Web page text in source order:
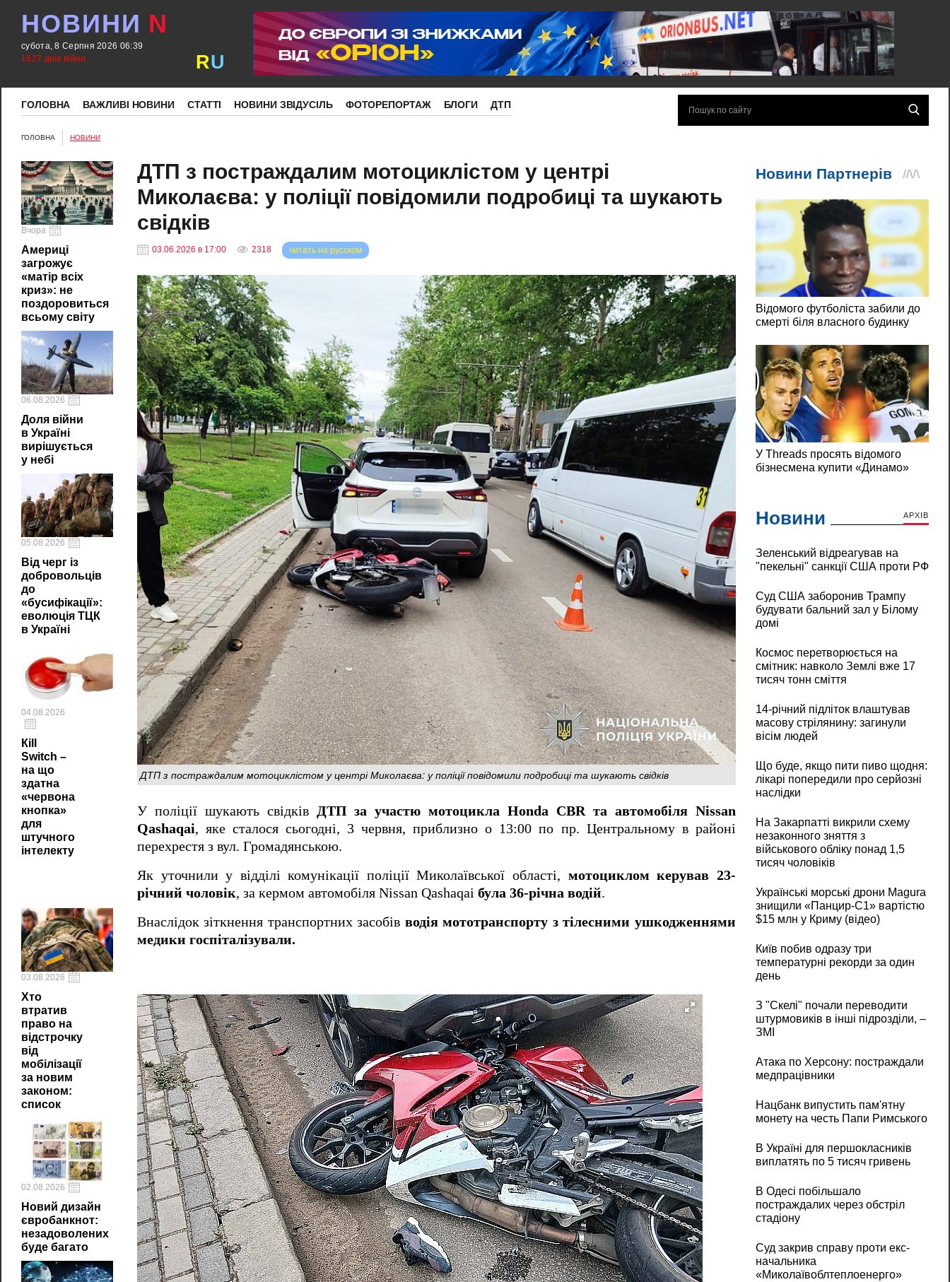
НОВИНИ N
субота, 8 Серпня 2026 06:39
1627 днів війни
RU
ГОЛОВНА ВАЖЛИВІ НОВИНИ СТАТТІ НОВИНИ ЗВІДУСІЛЬ ФОТОРЕПОРТАЖ БЛОГИ ДТП
ГОЛОВНА НОВИНИ
Вчора
Америці
загрожує
«матір всіх
криз»: не
поздоровиться
всьому світу
06.08.2026
Доля війни
в Україні
вирішується
у небі
05.08.2026
Від черг із
добровольців
до
«бусифікації»:
еволюція ТЦК
в Україні
04.08.2026
Кill
Switch –
на що
здатна
«червона
кнопка»
для
штучного
інтелекту
03.08.2026
Хто
втратив
право на
відстрочку
від
мобілізації
за новим
законом:
список
02.08.2026
Новий дизайн
євробанкнот:
незадоволених
буде багато
ДТП з постраждалим мотоциклістом у центрі
Миколаєва: у поліції повідомили подробиці та шукають
свідків
03.06.2026 в 17:00 2318 читать на русском
ДТП з постраждалим мотоциклістом у центрі Миколаєва: у поліції повідомили подробиці та шукають свідків
У поліції шукають свідків
ДТП за участю мотоцикла Honda CBR та автомобіля Nissan
Qashaqai, яке сталося сьогодні, 3 червня, приблизно о 13:00 по пр. Центральному в районі
перехрестя з вул. Громадянською.
Як уточнили у відділі комунікації поліції Миколаївської області, мотоциклом керував 23-
річний чоловік, за кермом автомобіля Nissan Qashaqai була 36-річна водій.
Внаслідок зіткнення транспортних засобів водія мототранспорту з тілесними ушкодженнями
медики госпіталізували.
Новини АРХІВ
Зеленський відреагував на
"пекельні" санкції США проти РФ
Суд США заборонив Трампу
будувати бальний зал у Білому
домі
Космос перетворюється на
смітник: навколо Землі вже 17
тисяч тонн сміття
14-річний підліток влаштував
масову стрілянину: загинули
вісім людей
Що буде, якщо пити пиво щодня:
лікарі попередили про серйозні
наслідки
На Закарпатті викрили схему
незаконного зняття з
військового обліку понад 1,5
тисяч чоловіків
Українські морські дрони Magura
знищили «Панцир-С1» вартістю
$15 млн у Криму (відео)
Київ побив одразу три
температурні рекорди за один
день
З "Скелі" почали переводити
штурмовиків в інші підрозділи, –
ЗМІ
Атака по Херсону: постраждали
медпрацівники
Нацбанк випустить пам'ятну
монету на честь Папи Римського
В Україні для першокласників
виплатять по 5 тисяч гривень
В Одесі побільшало
постраждалих через обстріл
стадіону
Суд закрив справу проти екс-
начальника
«Миколаївоблтеплоенерго»